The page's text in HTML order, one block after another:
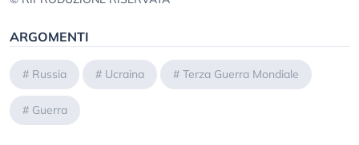
ARGOMENTI
# Russia # Ucraina # Terza Guerra Mondiale
# Guerra